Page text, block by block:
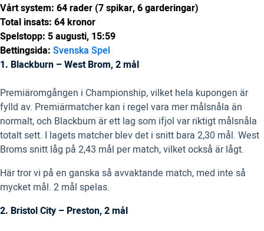
Vårt system: 64 rader (7 spikar, 6 garderingar)
Total insats: 64 kronor
Spelstopp: 5 augusti, 15:59
Bettingsida: Svenska Spel
1. Blackburn – West Brom, 2 mål
Premiäromgången i Championship, vilket hela kupongen är
fylld av. Premiärmatcher kan i regel vara mer målsnåla än
normalt, och Blackburn är ett lag som ifjol var riktigt målsnåla
totalt sett. I lagets matcher blev det i snitt bara 2,30 mål. West
Broms snitt låg på 2,43 mål per match, vilket också är lågt.
Här tror vi på en ganska så avvaktande match, med inte så
mycket mål. 2 mål spelas.
2. Bristol City – Preston, 2 mål